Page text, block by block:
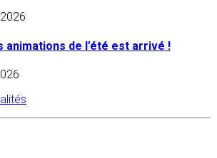
animations de l’été est arrivé !